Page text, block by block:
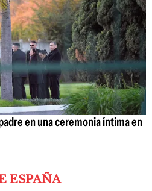
en una ceremonia íntima en
ESPAÑA